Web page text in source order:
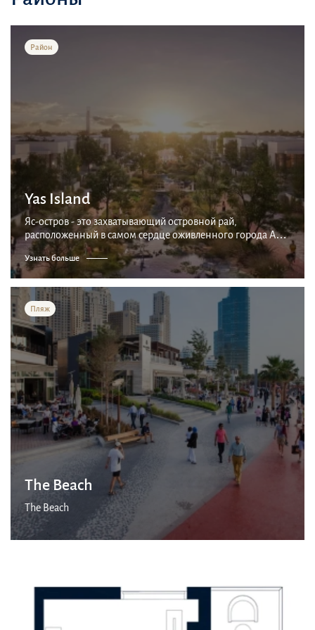
Район
Yas Island
Яс-остров - это захватывающий островной рай,
расположенный в самом сердце оживленного города Абу-
Даби, ОАЭ. Его развитие началось в 2006 году с целью
создания взаимосвязанного сообщества, наполненного...
Узнать больше
Пляж
The Beach
The Beach